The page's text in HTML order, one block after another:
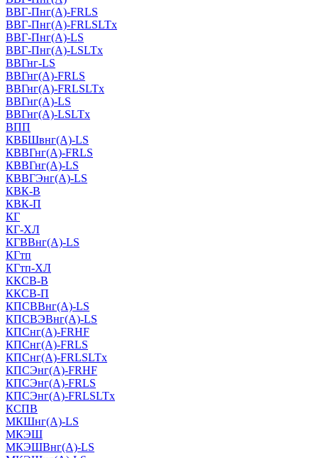
ВВГ-Пнг(А)-FRLS
ВВГ-Пнг(А)-FRLSLTx
ВВГ-Пнг(А)-LS
ВВГ-Пнг(А)-LSLTx
ВВГнг-LS
ВВГнг(А)-FRLS
ВВГнг(А)-FRLSLTx
ВВГнг(А)-LS
ВВГнг(А)-LSLTx
ВПП
КВБШвнг(А)-LS
КВВГнг(А)-FRLS
КВВГнг(А)-LS
КВВГЭнг(А)-LS
КВК-В
КВК-П
КГ
КГ-ХЛ
КГВВнг(А)-LS
КГтп
КГтп-ХЛ
ККСВ-В
ККСВ-П
КПСВВнг(А)-LS
КПСВЭВнг(А)-LS
КПСнг(А)-FRHF
КПСнг(А)-FRLS
КПСнг(А)-FRLSLTx
КПСЭнг(А)-FRHF
КПСЭнг(А)-FRLS
КПСЭнг(А)-FRLSLTx
КСПВ
МКШнг(А)-LS
МКЭШ
МКЭШВнг(А)-LS